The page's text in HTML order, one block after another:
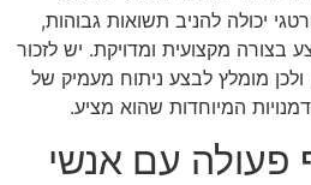
יכולה להניב תשואות גבוהות,
בצורה מקצועית ומדויקת. יש לזכור
מומלץ לבצע ניתוח מעמיק של
המיוחדות שהוא מציע.
פעולה עם אנשי